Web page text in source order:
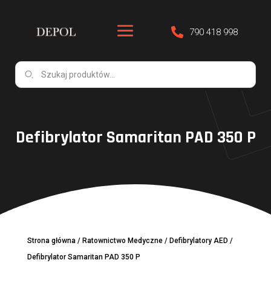
790 418 998
Defibrylator Samaritan PAD 350 P
Strona główna/ Ratownictwo Medyczne/ Defibrylatory AED/
Defibrylator Samaritan PAD 350 P